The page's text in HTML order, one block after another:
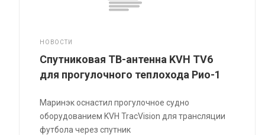
НОВОСТИ
Спутниковая ТВ-антенна KVH TV6
для прогулочного теплохода Рио-1
Маринэк оснастил прогулочное судно
оборудованием KVH TracVision для трансляции
футбола через спутник